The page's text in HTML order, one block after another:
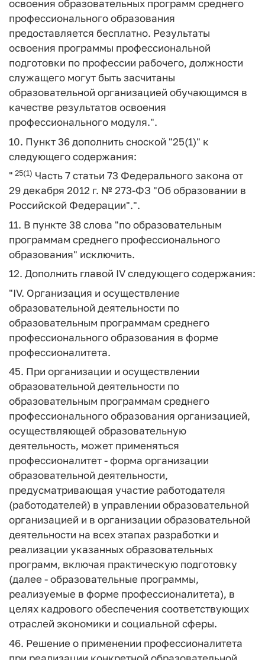
освоения образовательных программ среднего
профессионального образования
предоставляется бесплатно. Результаты
освоения программы профессиональной
подготовки по профессии рабочего, должности
служащего могут быть засчитаны
образовательной организацией обучающимся в
качестве результатов освоения
профессионального модуля.".
10. Пункт 36 дополнить сноской "25(1)" к
следующего содержания:
" 25(1) Часть 7 статьи 73 Федерального закона от
29 декабря 2012 г. № 273-ФЗ "Об образовании в
Российской Федерации".".
11. В пункте 38 слова "по образовательным
программам среднего профессионального
образования" исключить.
12. Дополнить главой IV следующего содержания:
"IV. Организация и осуществление
образовательной деятельности по
образовательным программам среднего
профессионального образования в форме
профессионалитета.
45. При организации и осуществлении
образовательной деятельности по
образовательным программам среднего
профессионального образования организацией,
осуществляющей образовательную
деятельность, может применяться
профессионалитет - форма организации
образовательной деятельности,
предусматривающая участие работодателя
(работодателей) в управлении образовательной
организацией и в организации образовательной
деятельности на всех этапах разработки и
реализации указанных образовательных
программ, включая практическую подготовку
(далее - образовательные программы,
реализуемые в форме профессионалитета), в
целях кадрового обеспечения соответствующих
отраслей экономики и социальной сферы.
46. Решение о применении профессионалитета